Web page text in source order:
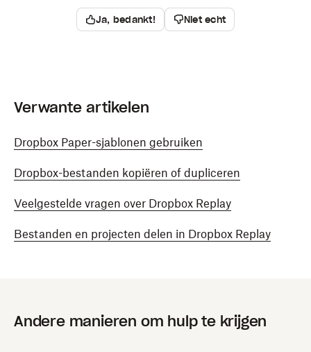
Ja, bedankt! Niet echt
Verwante artikelen
Dropbox Paper-sjablonen gebruiken
Dropbox-bestanden kopiëren of dupliceren
Veelgestelde vragen over Dropbox Replay
Bestanden en projecten delen in Dropbox Replay
Andere manieren om hulp te krijgen